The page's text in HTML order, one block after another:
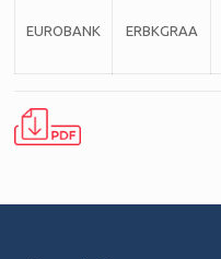
EUROBANK ERBKGRAA